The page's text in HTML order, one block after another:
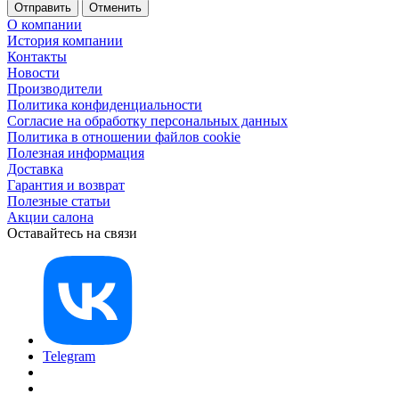
Отменить
О компании
История компании
Контакты
Новости
Производители
Политика конфиденциальности
Согласие на обработку персональных данных
Политика в отношении файлов cookie
Полезная информация
Доставка
Гарантия и возврат
Полезные статьи
Акции салона
Оставайтесь на связи
Telegram